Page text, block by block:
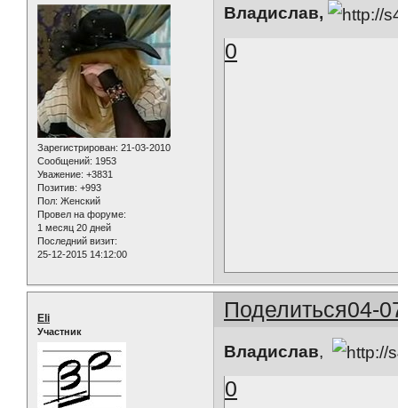
Зарегистрирован: 21-03-2010
Сообщений: 1953
Уважение: +3831
Позитив: +993
Пол: Женский
Провел на форуме:
1 месяц 20 дней
Последний визит:
25-12-2015 14:12:00
Владислав,
0
Поделиться04-
Eli
Участник
Владислав,
0